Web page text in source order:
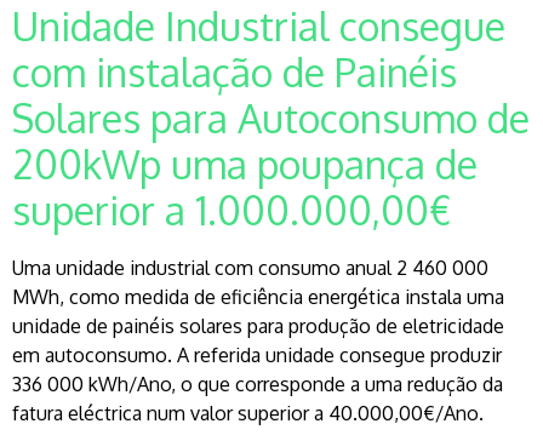
Unidade Industrial consegue
com instalação de Painéis
Solares para Autoconsumo de
200kWp uma poupança de
superior a 1.000.000,00€
Uma unidade industrial com consumo anual 2 460 000
MWh, como medida de eficiência energética instala uma
unidade de painéis solares para produção de eletricidade
em autoconsumo. A referida unidade consegue produzir
336 000 kWh/Ano, o que corresponde a uma redução da
fatura eléctrica num valor superior a 40.000,00€/Ano.